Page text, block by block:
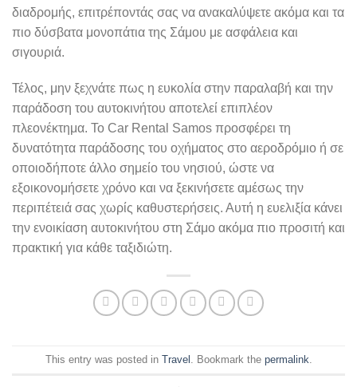
διαδρομής, επιτρέποντάς σας να ανακαλύψετε ακόμα και τα
πιο δύσβατα μονοπάτια της Σάμου με ασφάλεια και
σιγουριά.
Τέλος, μην ξεχνάτε πως η ευκολία στην παραλαβή και την
παράδοση του αυτοκινήτου αποτελεί επιπλέον
πλεονέκτημα. Το Car Rental Samos προσφέρει τη
δυνατότητα παράδοσης του οχήματος στο αεροδρόμιο ή σε
οποιοδήποτε άλλο σημείο του νησιού, ώστε να
εξοικονομήσετε χρόνο και να ξεκινήσετε αμέσως την
περιπέτειά σας χωρίς καθυστερήσεις. Αυτή η ευελιξία κάνει
την ενοικίαση αυτοκινήτου στη Σάμο ακόμα πιο προσιτή και
πρακτική για κάθε ταξιδιώτη.
This entry was posted in Travel . Bookmark the permalink